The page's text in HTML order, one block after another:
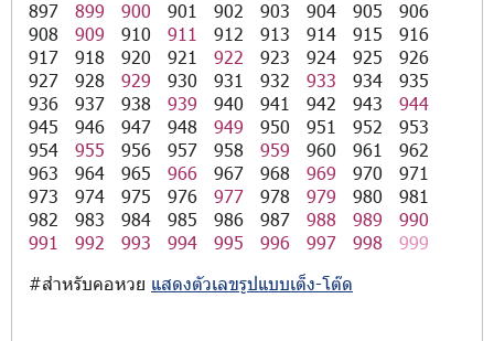
897
899 900 901 902 903 904 905
906
908
909 910 911 912 913 914 915
916
917
918 920 921 922 923 924 925
926
927
928 929 930 931 932 933 934
935
936
937 938 939 940 941 942 943
944
945
946 947 948 949 950 951 952
953
954
955 956 957 958 959 960 961
962
963
964 965 966 967 968 969 970
971
973
974 975 976 977 978 979 980
981
982
983 984 985 986 987 988 989
990
991
992 993 994 995 996 997 998
999
#สำหรับคอหวย แสดงตัวเลขรูปแบบเต็ง-โต๊ด